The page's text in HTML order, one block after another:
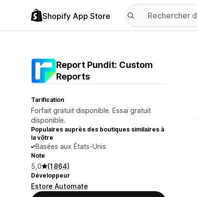
Shopify App Store
Report Pundit: Custom
Reports
Tarification
Forfait gratuit disponible. Essai gratuit
disponible.
Populaires auprès des boutiques similaires à
la vôtre
Basées aux États-Unis
Note
5,0 (1 864)
Développeur
Estore Automate